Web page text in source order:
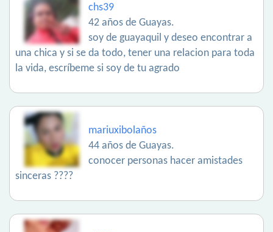
chs39
42 años de Guayas.
soy de guayaquil y deseo encontrar a
una chica y si se da todo, tener una relacion para toda
la vida, escríbeme si soy de tu agrado
mariuxibolaños
44 años de Guayas.
conocer personas hacer amistades
sinceras ????